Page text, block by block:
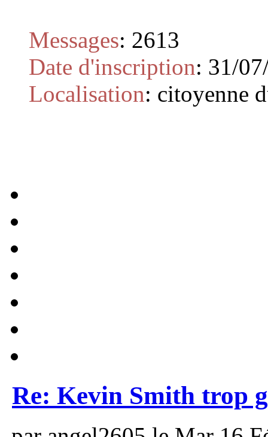
Messages: 2613
Date d'inscription: 31/
Localisation: citoyenne
Re: Kevin Smith trop